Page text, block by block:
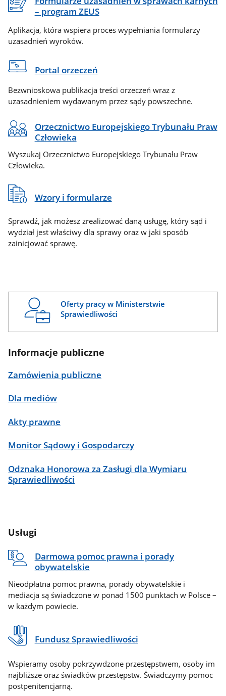
– program ZEUS
Aplikacja, która wspiera proces wypełniania formularzy
uzasadnień wyroków.
Portal orzeczeń
Bezwnioskowa publikacja treści orzeczeń wraz z
uzasadnieniem wydawanym przez sądy powszechne.
Orzecznictwo Europejskiego Trybunału Praw
Człowieka
Wyszukaj Orzecznictwo Europejskiego Trybunału Praw
Człowieka.
Wzory i formularze
Sprawdź, jak możesz zrealizować daną usługę, który sąd i
wydział jest właściwy dla sprawy oraz w jaki sposób
zainicjować sprawę.
Oferty pracy w Ministerstwie
Sprawiedliwości
Informacje publiczne
Zamówienia publiczne
Dla mediów
Akty prawne
Monitor Sądowy i Gospodarczy
Odznaka Honorowa za Zasługi dla Wymiaru
Sprawiedliwości
Usługi
Darmowa pomoc prawna i porady
obywatelskie
Nieodpłatna pomoc prawna, porady obywatelskie i
mediacja są świadczone w ponad 1500 punktach w Polsce –
w każdym powiecie.
Fundusz Sprawiedliwości
Wspieramy osoby pokrzywdzone przestępstwem, osoby im
najbliższe oraz świadków przestępstw. Świadczymy pomoc
postpenitencjarną.